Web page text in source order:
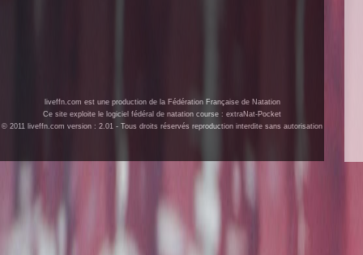
liveffn.com est une production de la Fédération Française de Natation
Ce site exploite le logiciel fédéral de natation course : extraNat-Pocket
© 2011 liveffn.com version : 2.01 - Tous droits réservés reproduction interdite sans autorisation